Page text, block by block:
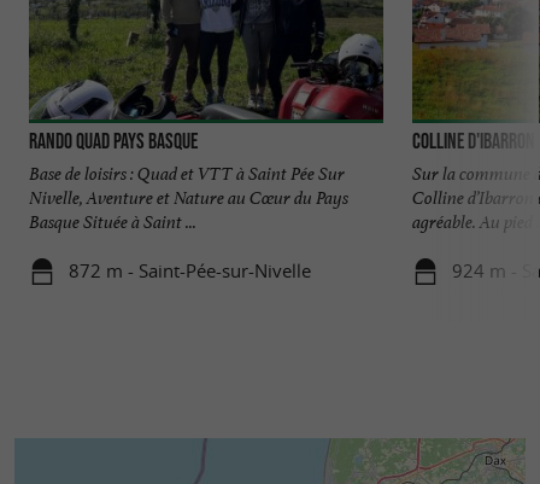
Rando Quad Pays Basque
Base de loisirs : Quad et VTT à Saint Pée Sur
Nivelle, Aventure et Nature au Cœur du Pays
Basque Située à Saint ...
872 m - Saint-Pée-sur-Nivelle
Colline d'Ibarron
Sur la commune
Colline d’Ibarron
agréable. Au pied
924 m -